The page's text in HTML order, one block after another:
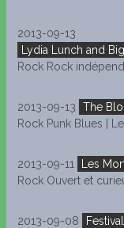
2013-09-13
Lydia Lunch and
Rock Rock
2013-09-13
The
Rock Punk Blues |
2013-09-11
Les
Rock Ouvert et
2013-09-08